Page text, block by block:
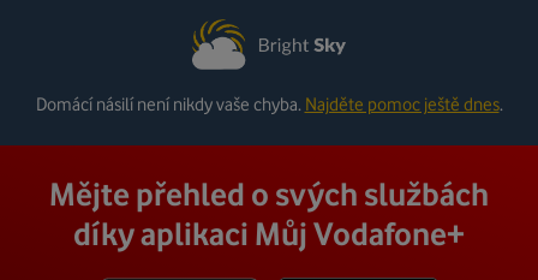
Domácí násilí není nikdy vaše chyba. Najděte pomoc ještě dnes.
Mějte přehled o svých službách
díky aplikaci Můj Vodafone+